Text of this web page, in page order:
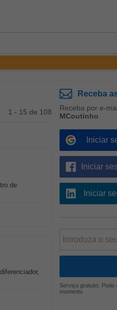
1 - 15 de 108
de
Receba
Receba por e-
MCoutinho
Iniciar
Iniciar
Iniciar
Serviço gratuito.
momento